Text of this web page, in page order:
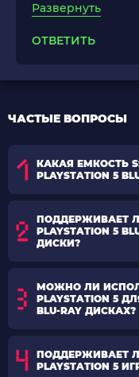
Развернуть
ОТВЕТИТЬ
ЧАСТЫЕ ВОПРОСЫ
КАКАЯ ЕМКОСТЬ
PLAYSTATION 5
ПОДДЕРЖИВАЕТ
PLAYSTATION 5
ДИСКИ?
МОЖНО ЛИ
PLAYSTATION 5
BLU-RAY ДИСКАХ?
ПОДДЕРЖИВАЕТ
PLAYSTATION 5